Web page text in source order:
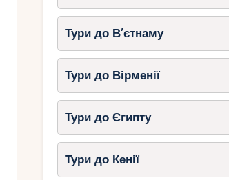
Тури до В’єтнаму
Тури до Вірменії
Тури до Єгипту
Тури до Кенії